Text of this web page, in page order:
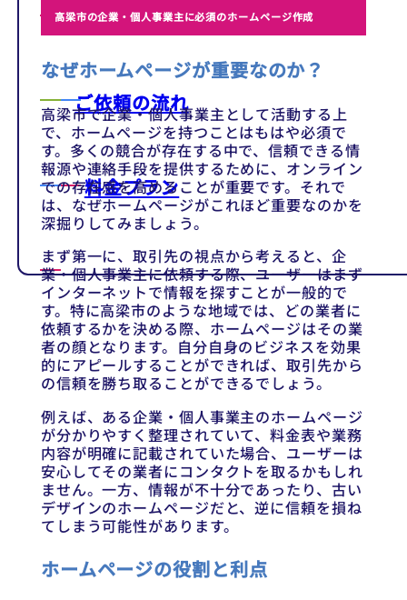
制作事例
ご依頼の流れ
料金プラン
高梁市の企業・個人事業主に必須のホームページ作成
なぜホームページが重要なのか？
高梁市で企業・個人事業主として活動する上
で、ホームページを持つことはもはや必須で
す。多くの競合が存在する中で、信頼できる情
報源や連絡手段を提供するために、オンライン
での存在感を高めることが重要です。それで
は、なぜホームページがこれほど重要なのかを
深掘りしてみましょう。
まず第一に、取引先の視点から考えると、企
業・個人事業主に依頼する際、ユーザーはまず
インターネットで情報を探すことが一般的で
す。特に高梁市のような地域では、どの業者に
依頼するかを決める際、ホームページはその業
者の顔となります。自分自身のビジネスを効果
的にアピールすることができれば、取引先から
の信頼を勝ち取ることができるでしょう。
例えば、ある企業・個人事業主のホームページ
が分かりやすく整理されていて、料金表や業務
内容が明確に記載されていた場合、ユーザーは
安心してその業者にコンタクトを取るかもしれ
ません。一方、情報が不十分であったり、古い
デザインのホームページだと、逆に信頼を損ね
てしまう可能性があります。
ホームページの役割と利点